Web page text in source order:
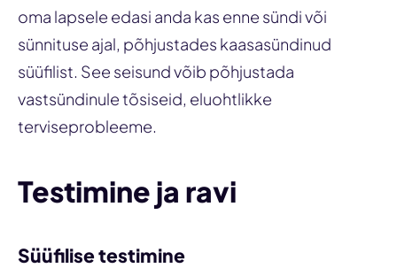
oma lapsele edasi anda kas enne sündi või
sünnituse ajal, põhjustades kaasasündinud
süüfilist. See seisund võib põhjustada
vastsündinule tõsiseid, eluohtlikke
terviseprobleeme.
Testimine ja ravi
Süüfilise testimine